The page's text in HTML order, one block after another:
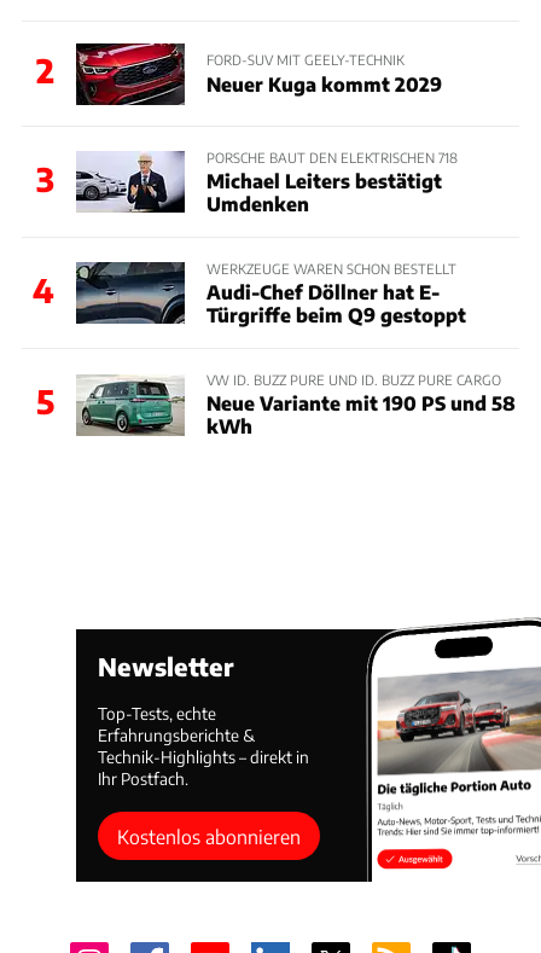
2 FORD-SUV MIT GEELY-TECHNIK
Neuer Kuga kommt 2029
3
PORSCHE BAUT DEN ELEKTRISCHEN 718
Michael Leiters bestätigt
Umdenken
4
WERKZEUGE WAREN SCHON BESTELLT
Audi-Chef Döllner hat E-
Türgriffe beim Q9 gestoppt
5
VW ID. BUZZ PURE UND ID. BUZZ PURE CARGO
Neue Variante mit 190 PS und 58
kWh
Newsletter
Top-Tests, echte
Erfahrungsberichte &
Technik-Highlights – direkt in
Ihr Postfach.
Kostenlos abonnieren